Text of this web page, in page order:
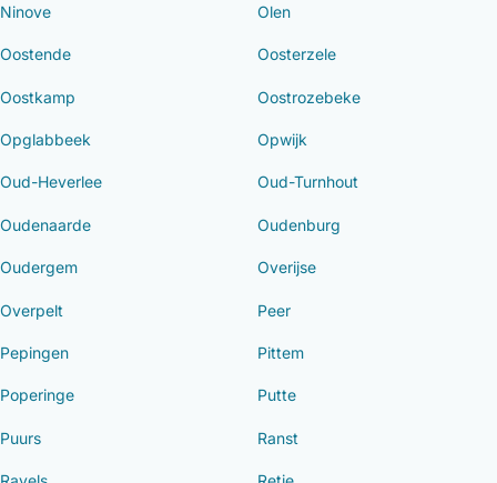
Ninove Olen
Oostende Oosterzele
Oostkamp Oostrozebeke
Opglabbeek Opwijk
Oud-Heverlee Oud-Turnhout
Oudenaarde Oudenburg
Oudergem Overijse
Overpelt Peer
Pepingen Pittem
Poperinge Putte
Puurs Ranst